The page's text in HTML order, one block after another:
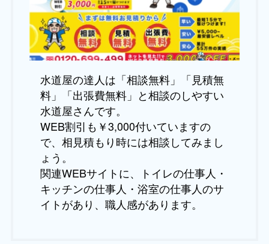
水道屋の達人は「相談無料」「見積無
料」「出張費無料」と相談のしやすい
水道屋さんです。
WEB割引も￥3,000付いていますの
で、相見積もり時には相談してみまし
ょう。
関連WEBサイトに、トイレの仕事人・
キッチンの仕事人・浴室の仕事人のサ
イトがあり、職人感があります。